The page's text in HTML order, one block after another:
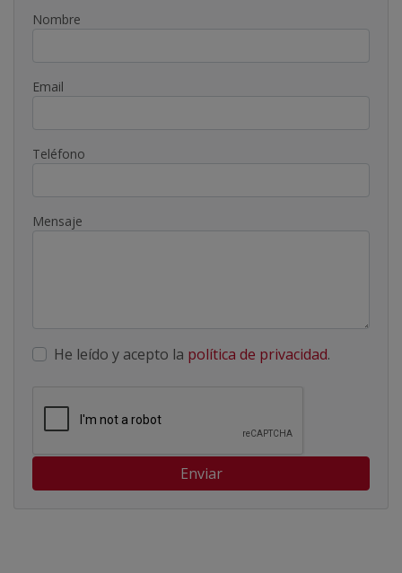
Nombre
Email
Teléfono
Mensaje
He leído y acepto la política de privacidad.
Enviar